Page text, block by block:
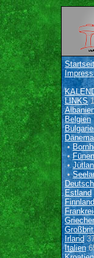
LINKS
Belgien
•
•
•
•
Estland
Finnland
Irland
Italien